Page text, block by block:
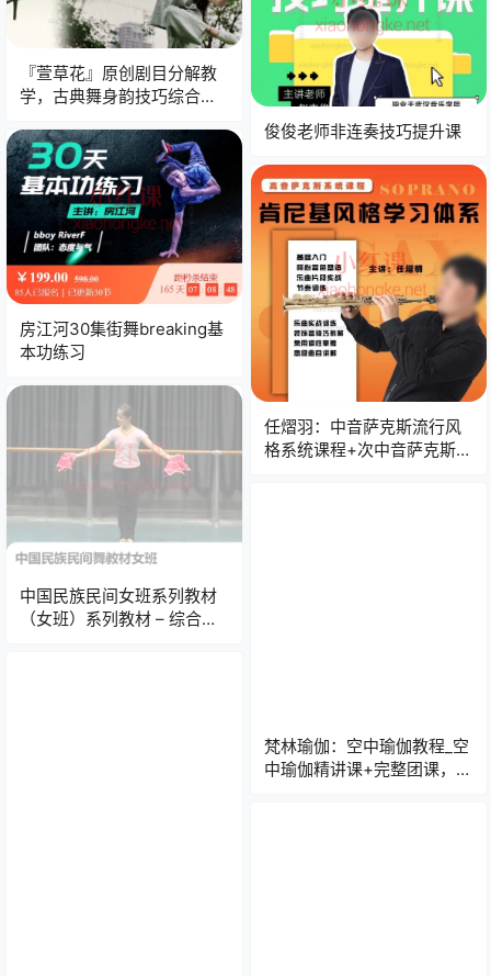
『萱草花』原创剧目分解教
学，古典舞身韵技巧综合剧
器！
俊俊老师非连奏技巧提升课
房江河30集街舞breaking基
本功练习
任熠羽：中音萨克斯流行风
格系统课程+次中音萨克斯演
中国民族民间女班系列教材
（女班）系列教材 – 综合训
梵林瑜伽：空中瑜伽教程_空
中瑜伽精讲课+完整团课，